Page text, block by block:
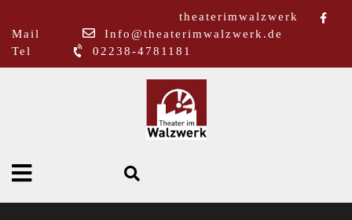
theaterimwalzwerk
Mail
Info@theaterimwalzwerk.de
Tel
02238-4781181